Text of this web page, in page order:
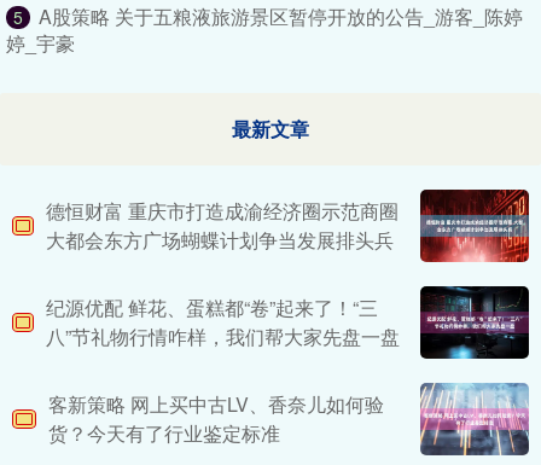
5
A股策略 关于五粮液旅游景区暂停开放的公告_游客_陈婷
婷_宇豪
最新文章
德恒财富 重庆市打造成渝经济圈示范商圈
大都会东方广场蝴蝶计划争当发展排头兵
纪源优配 鲜花、蛋糕都“卷”起来了！“三
八”节礼物行情咋样，我们帮大家先盘一盘
客新策略 网上买中古LV、香奈儿如何验
货？今天有了行业鉴定标准